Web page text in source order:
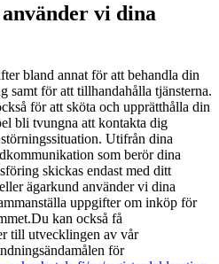
vi dina
bland annat för att behandla din
samt för att tillhandahålla tjänsterna.
för att sköta och upprätthålla din
bli tvungna att kontakta dig
Utifrån dina
som berör dina
skickas endast med ditt
ägarkund använder vi dina
uppgifter om inköp för
Du kan också få
till utvecklingen av vår
för